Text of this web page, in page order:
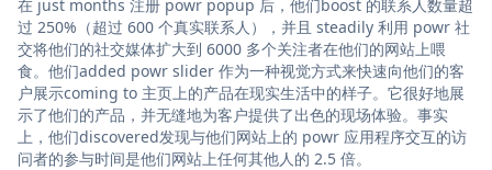
在 just months 注册 powr popup 后，他们boost 的联系人数量超
过 250%（超过 600 个真实联系人），并且 steadily 利用 powr 社
交将他们的社交媒体扩大到 6000 多个关注者在他们的网站上喂
食。他们added powr slider 作为一种视觉方式来快速向他们的客
户展示coming to 主页上的产品在现实生活中的样子。它很好地展
示了他们的产品，并无缝地为客户提供了出色的现场体验。事实
上，他们discovered发现与他们网站上的 powr 应用程序交互的访
问者的参与时间是他们网站上任何其他人的 2.5 倍。